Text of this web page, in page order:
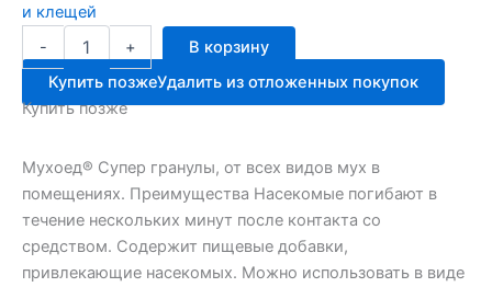
и клещей
-
Количество
товара
Мухоед
Супер
гранулы
АВГ
+
В корзину
Купить позжеУдалить из отложенных покупок
Купить позже
Мухоед® Супер гранулы, от всех видов мух в
помещениях. Преимущества Насекомые погибают в
течение нескольких минут после контакта со
средством. Содержит пищевые добавки,
привлекающие насекомых. Можно использовать в виде